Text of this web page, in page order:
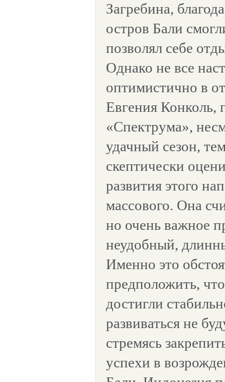
Загребина,
остров Бали
позволял себе
Однако не все
оптимистично в
Евгения Конколь,
«Спектрума»,
удачный сезон,
скептически
развития этого
массового. Она
но очень важное
неудобный,
Именно это
предположить,
достигли
развиваться не
стремясь
успехи в